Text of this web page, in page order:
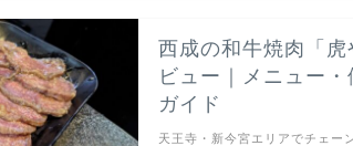
西成の和牛焼肉「
ビュー｜メニュー
ガイド
天王寺・新今宮エリアでチェー